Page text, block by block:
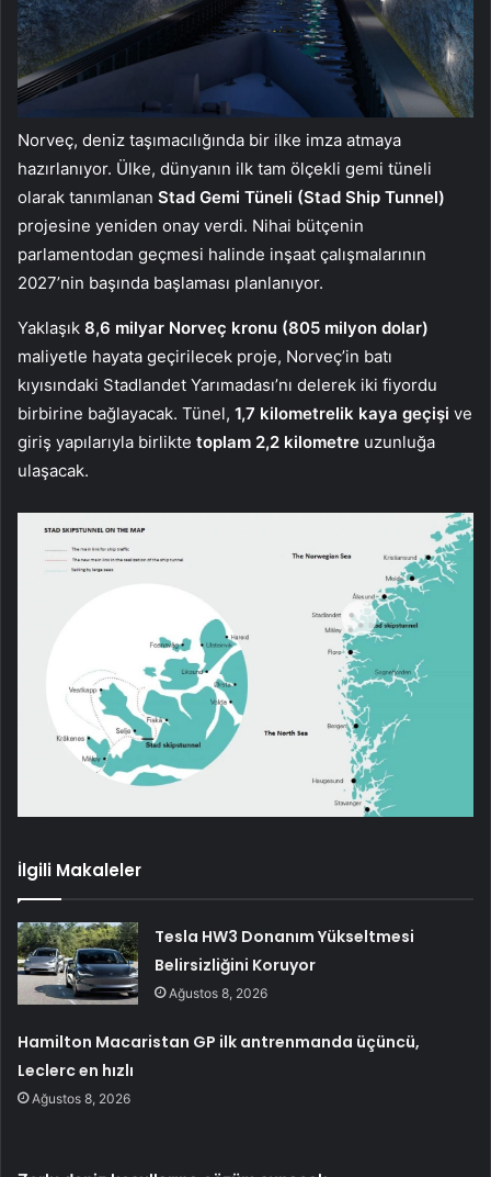
Norveç, deniz taşımacılığında bir ilke imza atmaya
hazırlanıyor. Ülke, dünyanın ilk tam ölçekli gemi tüneli
olarak tanımlanan Stad Gemi Tüneli (Stad Ship Tunnel)
projesine yeniden onay verdi. Nihai bütçenin
parlamentodan geçmesi halinde inşaat çalışmalarının
2027’nin başında başlaması planlanıyor.
Yaklaşık 8,6 milyar Norveç kronu (805 milyon dolar)
maliyetle hayata geçirilecek proje, Norveç’in batı
kıyısındaki Stadlandet Yarımadası’nı delerek iki fiyordu
birbirine bağlayacak. Tünel, 1,7 kilometrelik kaya geçişi ve
giriş yapılarıyla birlikte toplam 2,2 kilometre uzunluğa
ulaşacak.
İlgili Makaleler
Tesla HW3 Donanım Yükseltmesi
Belirsizliğini Koruyor
Ağustos 8, 2026
Hamilton Macaristan GP ilk antrenmanda üçüncü,
Leclerc en hızlı
Ağustos 8, 2026